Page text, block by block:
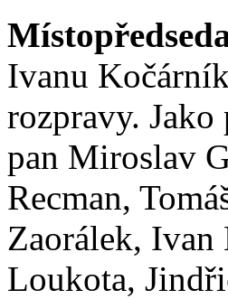
Ivanu
rozpravy.
pan Miroslav
Recman,
Zaorálek, Ivan
Loukota,